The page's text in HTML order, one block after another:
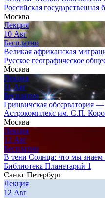
Российская
Москва
Лекция
10 Авг
Бесплатно
Великая африканская
Русское географическое
Москва
Лекция
11 Авг
Бесплатно
Гринвичская обсерватория
Астрокомплекс им. С.П.
Москва
Лекция
12 Авг
Бесплатно
В тени Солнца: что мы знаем
Библиотека Планетарий 1
Санкт-Петербург
Лекция
12 Авг